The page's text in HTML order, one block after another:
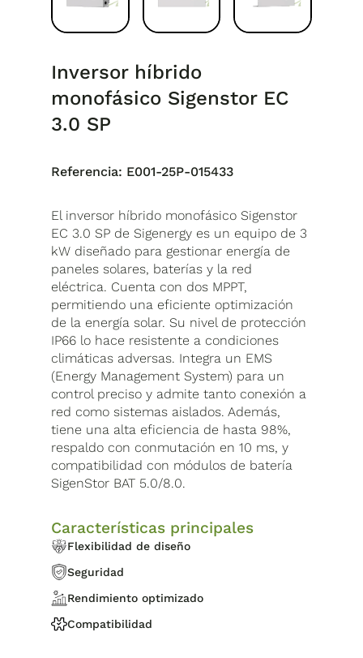
Inversor híbrido
monofásico Sigenstor EC
3.0 SP
Referencia: E001-25P-015433
El inversor híbrido monofásico Sigenstor
EC 3.0 SP de Sigenergy es un equipo de 3
kW diseñado para gestionar energía de
paneles solares, baterías y la red
eléctrica. Cuenta con dos MPPT,
permitiendo una eficiente optimización
de la energía solar. Su nivel de protección
IP66 lo hace resistente a condiciones
climáticas adversas. Integra un EMS
(Energy Management System) para un
control preciso y admite tanto conexión a
red como sistemas aislados. Además,
tiene una alta eficiencia de hasta 98%,
respaldo con conmutación en 10 ms, y
compatibilidad con módulos de batería
SigenStor BAT 5.0/8.0.
Características principales
Flexibilidad de diseño
Seguridad
Rendimiento optimizado
Compatibilidad